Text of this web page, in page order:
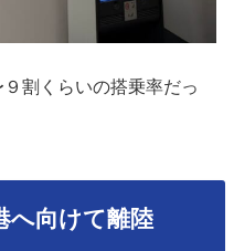
割くらいの搭乗率だっ
へ向けて離陸